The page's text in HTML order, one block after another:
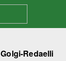
Golgi-Redaelli